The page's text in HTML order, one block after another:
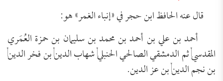
قال عنه الحافظ ابن حجر في «إنباء الغمر» هو:
أحمد بن علي بن أحمد بن محمد بن سليمان بن حمزة العُمَري
المقدسي, ثم الدمشقي الصالحي الحنبلي, شهاب الدين, بن فخر الدين,
بن نجم الدين, بن عز الدين.